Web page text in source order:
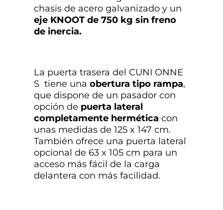
chasis de acero galvanizado y un
eje KNOOT de 750 kg sin freno
de inercia.
La puerta trasera del CUNI ONNE
S tiene una obertura tipo rampa,
que dispone de un pasador con
opción de puerta lateral
completamente hermética con
unas medidas de 125 x 147 cm.
También ofrece una puerta lateral
opcional de 63 x 105 cm para un
acceso más fácil de la carga
delantera con más facilidad.